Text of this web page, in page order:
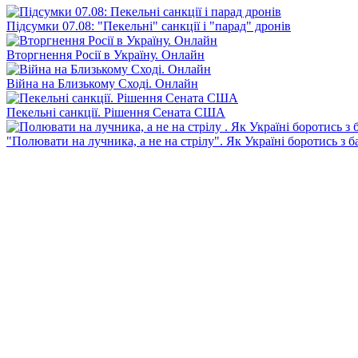
Підсумки 07.08: "Пекельні" санкції і "парад" дронів
Вторгнення Росії в Україну. Онлайн
Війна на Близькому Сході. Онлайн
Пекельні санкції. Рішення Сената США
"Полювати на лучника, а не на стрілу". Як Україні боротись з